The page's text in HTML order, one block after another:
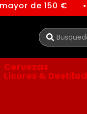
de 150 € ●
Cervezas
Licores &